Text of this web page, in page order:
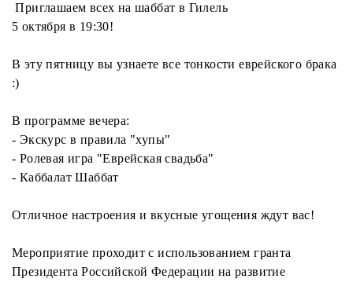
Приглашаем всех на шаббат в Гилель
5 октября в 19:30!
В эту пятницу вы узнаете все тонкости еврейского брака
:)
В программе вечера:
- Экскурс в правила "хупы"
- Ролевая игра "Еврейская свадьба"
- Каббалат Шаббат
Отличное настроения и вкусные угощения ждут вас!
Мероприятие проходит с использованием гранта
Президента Российской Федерации на развитие